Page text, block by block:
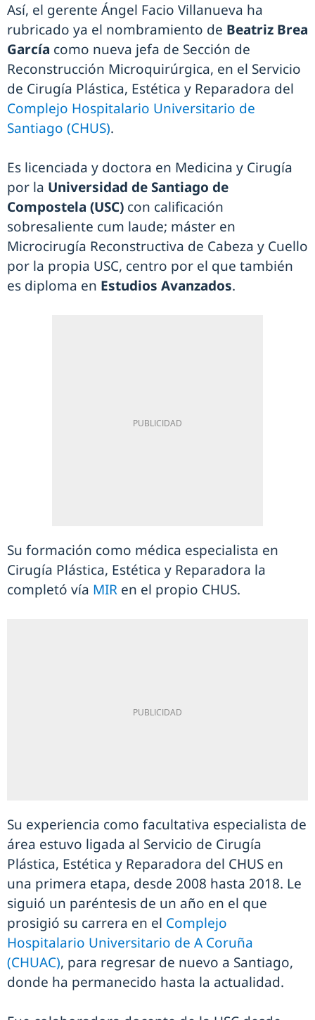
Así, el gerente Ángel Facio Villanueva ha
rubricado ya el nombramiento de Beatriz Brea
García como nueva jefa de Sección de
Reconstrucción Microquirúrgica, en el Servicio
de Cirugía Plástica, Estética y Reparadora del
Complejo Hospitalario Universitario de
Santiago (CHUS).
Es licenciada y doctora en Medicina y Cirugía
por la Universidad de Santiago de
Compostela (USC) con calificación
sobresaliente cum laude; máster en
Microcirugía Reconstructiva de Cabeza y Cuello
por la propia USC, centro por el que también
es diploma en Estudios Avanzados.
Su formación como médica especialista en
Cirugía Plástica, Estética y Reparadora la
completó vía MIR en el propio CHUS.
Su experiencia como facultativa especialista de
área estuvo ligada al Servicio de Cirugía
Plástica, Estética y Reparadora del CHUS en
una primera etapa, desde 2008 hasta 2018. Le
siguió un paréntesis de un año en el que
prosigió su carrera en el Complejo
Hospitalario Universitario de A Coruña
(CHUAC), para regresar de nuevo a Santiago,
donde ha permanecido hasta la actualidad.